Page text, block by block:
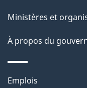
p
a
Ministères et
À propos du
Thèmes
Emplois